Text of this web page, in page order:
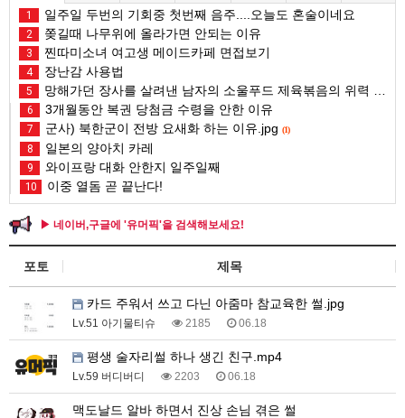
1 일주일 두번의 기회중 첫번째 음주....오늘도 혼술이네요
2 쫒길때 나무위에 올라가면 안되는 이유
3 찐따미소녀 여고생 메이드카페 면접보기
4 장난감 사용법
5 망해가던 장사를 살려낸 남자의 소울푸드 제육볶음의 위력 ㅋㅋ
6 3개월동안 복권 당첨금 수령을 안한 이유
7 군사) 북한군이 전방 요새화 하는 이유.jpg (1)
8 일본의 양아치 카레
9 와이프랑 대화 안한지 일주일째
10 이중 열돔 곧 끝난다!
▶ 네이버,구글에 '유머픽'을 검색해보세요!
포토 제목
카드 주워서 쓰고 다닌 아줌마 참교육한 썰.jpg
Lv.51 아기물티슈 2185 06.18
평생 술자리썰 하나 생긴 친구.mp4
Lv.59 버디버디 2203 06.18
맥도날드 알바 하면서 진상 손님 겪은 썰